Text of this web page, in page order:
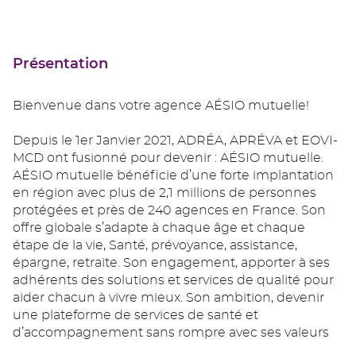
Présentation
Bienvenue dans votre agence AÉSIO mutuelle!
Depuis le 1er Janvier 2021, ADRÉA, APRÉVA et EOVI-
MCD ont fusionné pour devenir : AÉSIO mutuelle.
AÉSIO mutuelle bénéficie d’une forte implantation
en région avec plus de 2,1 millions de personnes
protégées et près de 240 agences en France. Son
offre globale s’adapte à chaque âge et chaque
étape de la vie, Santé, prévoyance, assistance,
épargne, retraite. Son engagement, apporter à ses
adhérents des solutions et services de qualité pour
aider chacun à vivre mieux. Son ambition, devenir
une plateforme de services de santé et
d’accompagnement sans rompre avec ses valeurs